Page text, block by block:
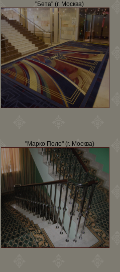
"Бета" (г. Москва)
"Марко Поло" (г. Москва)